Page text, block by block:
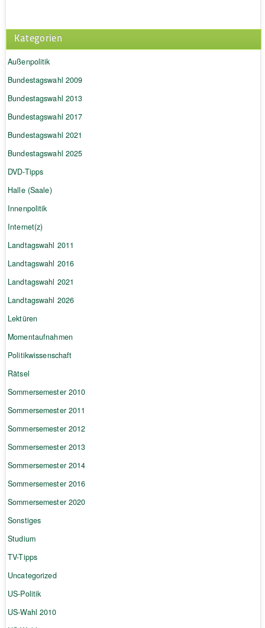
Kategorien
Außenpolitik
Bundestagswahl 2009
Bundestagswahl 2013
Bundestagswahl 2017
Bundestagswahl 2021
Bundestagswahl 2025
DVD-Tipps
Halle (Saale)
Innenpolitik
Internet(z)
Landtagswahl 2011
Landtagswahl 2016
Landtagswahl 2021
Landtagswahl 2026
Lektüren
Momentaufnahmen
Politikwissenschaft
Rätsel
Sommersemester 2010
Sommersemester 2011
Sommersemester 2012
Sommersemester 2013
Sommersemester 2014
Sommersemester 2016
Sommersemester 2020
Sonstiges
Studium
TV-Tipps
Uncategorized
US-Politik
US-Wahl 2010